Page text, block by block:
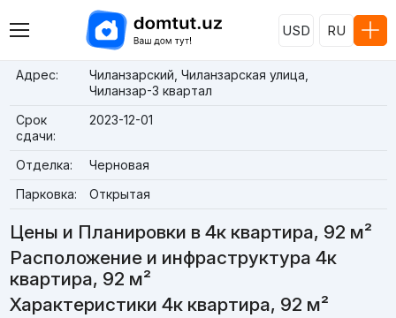
USD RU
Адрес:
Чиланзарский, Чиланзарская улица,
Чиланзар-3 квартал
Срок
сдачи:
2023-12-01
Отделка:
Черновая
Парковка:
Открытая
Цены и Планировки в 4к квартира, 92 м²
Расположение и инфраструктура 4к
квартира, 92 м²
Характеристики 4к квартира, 92 м²